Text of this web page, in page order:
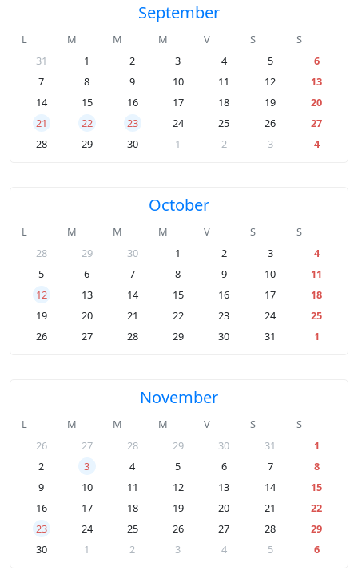
September
L M M M V S
S
31
1 2 3 4 5
6
7
8 9 10 11 12
13
14
15 16 17 18 19
20
21
22 23 24 25 26
27
28
29 30 1 2 3 4
October
L M M M V S
S
28
29 30 1 2 3
4
5
6 7 8 9 10
11
12
13 14 15 16 17
18
19
20 21 22 23 24
25
26
27 28 29 30 31 1
November
L M M M V S
S
26
27 28 29 30 31
1
2
3 4 5 6 7
8
9
10 11 12 13 14
15
16
17 18 19 20 21
22
23
24 25 26 27 28
29
30
1 2 3 4 5 6